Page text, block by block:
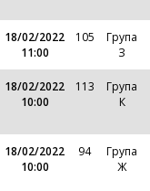
18/02/2022
11:00
105
Група
З
18/02/2022
10:00
113
Група
К
18/02/2022
10:00
94
Група
Ж